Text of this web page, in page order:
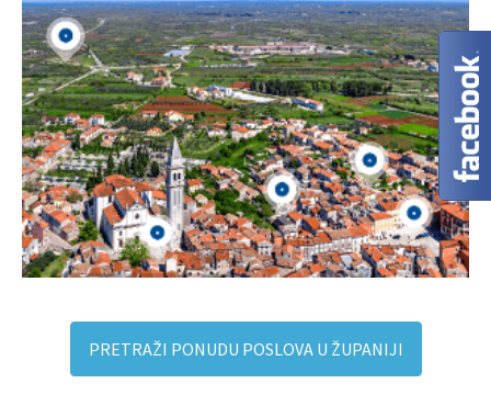
PRETRAŽI PONUDU POSLOVA U ŽUPANIJI